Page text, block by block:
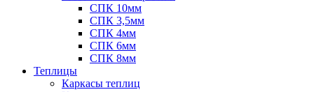
СПК 10мм
СПК 3,5мм
СПК 4мм
СПК 6мм
СПК 8мм
Теплицы
Каркасы теплиц